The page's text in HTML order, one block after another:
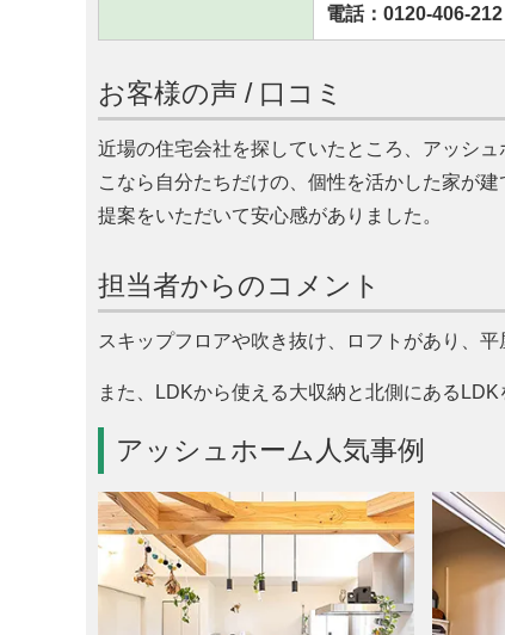
電話：0120-406-212
お客様の声 / 口コミ
近場の住宅会社を探していたところ、アッシ
こなら自分たちだけの、個性を活かした家が
提案をいただいて安心感がありました。
担当者からのコメント
スキップフロアや吹き抜け、ロフトがあり、
また、LDKから使える大収納と北側にある
アッシュホーム人気事例